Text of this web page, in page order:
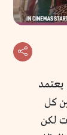
يعتمد
كل
لكن